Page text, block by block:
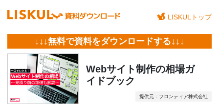
LISKULトップ
↓↓↓無料で資料をダウンロードする↓↓↓
Webサイト制作の相場ガ
イドブック
提供元：フロンティア株式会社